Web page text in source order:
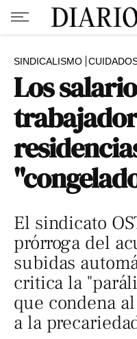
SINDICALISMO
Los
El sindicato
prórroga del
subidas
critica la
que condena
a la